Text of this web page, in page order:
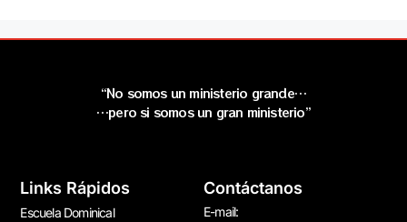
“No somos un ministerio grande…
…pero si somos un gran ministerio”
Links Rápidos
Escuela Dominical
Contáctanos
E-mail: